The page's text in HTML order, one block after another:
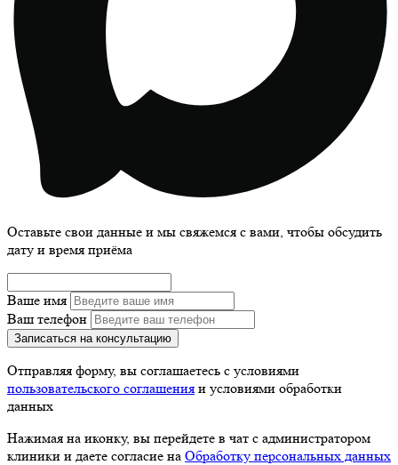
Оставьте свои данные и мы свяжемся с вами, чтобы обсудить
дату и время приёма
Ваше имя
Ваш телефон
Записаться на консультацию
Отправляя форму, вы соглашаетесь с условиями
пользовательского соглашения и условиями обработки
данных
Нажимая на иконку, вы перейдете в чат с администратором
клиники и даете согласие на Обработку персональных данных